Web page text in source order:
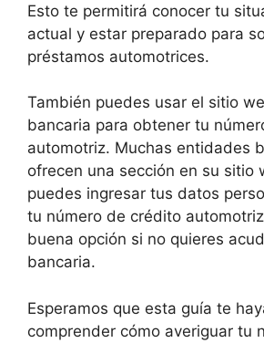
Esto te permitirá conocer tu
actual y estar preparado para
préstamos automotrices.
También puedes usar el sitio
bancaria para obtener tu
automotriz. Muchas entidades
ofrecen una sección en su sitio
puedes ingresar tus datos
tu número de crédito
buena opción si no quieres
bancaria.
Esperamos que esta guía te
comprender cómo averiguar tu